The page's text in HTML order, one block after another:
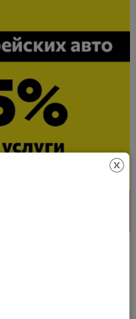
и обслуживании на
Почтовая ул., д. 62/1